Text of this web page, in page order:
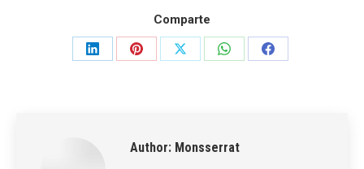
Comparte
Share
Share
Share
Share
Share
Author: Monsserrat